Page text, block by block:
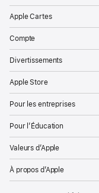
Apple Cartes
Compte
Divertissements
Apple Store
Pour les entreprises
Pour l’Éducation
Valeurs d’Apple
À propos d’Apple